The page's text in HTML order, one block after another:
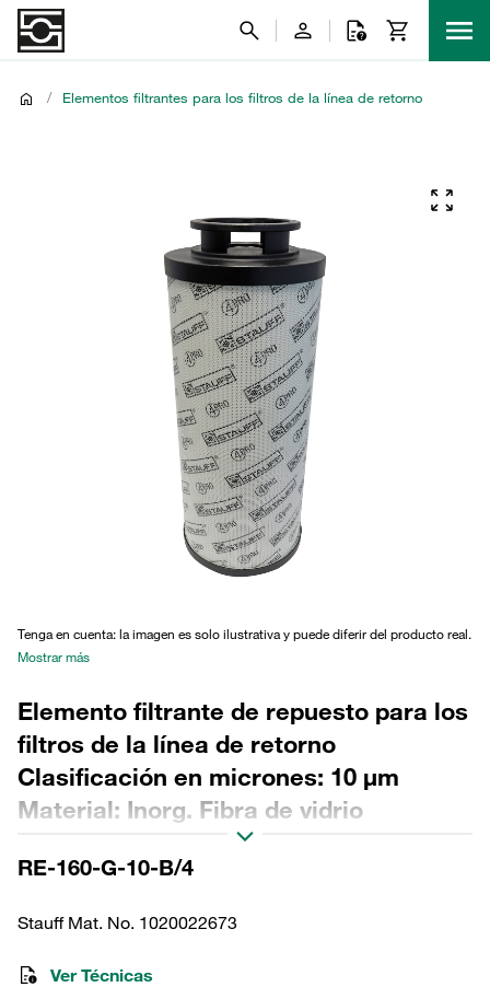
/ Elementos filtrantes para los filtros de la línea de retorno
Tenga en cuenta: la imagen es solo ilustrativa y puede diferir del producto real.
Mostrar más
Elemento filtrante de repuesto para los
filtros de la línea de retorno
Clasificación en micrones: 10 µm
Material: Inorg. Fibra de vidrio
Diámetro exterior (mm): 114 Diámetro
interior (mm): 68,2 Longitud (mm): 334
RE-160-G-10-B/4
Stauff Mat. No. 1020022673
Ver Técnicas